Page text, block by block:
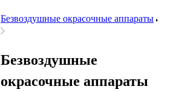
Безвоздушные окрасочные аппараты
Безвоздушные
окрасочные аппараты